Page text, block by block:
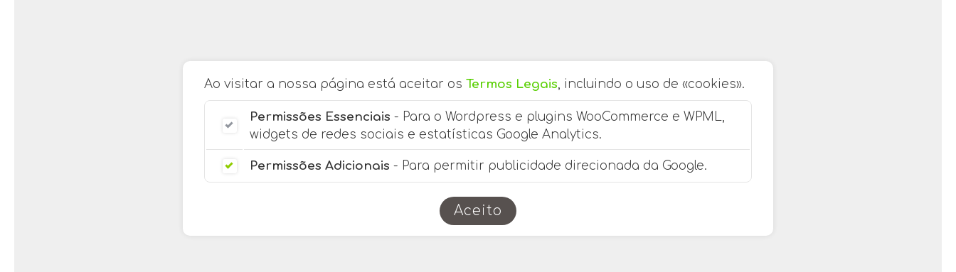
Next
Ao visitar a nossa página está aceitar os Termos Legais , incluindo o uso de «cookies».
Permissões Essenciais - Para o Wordpress e plugins WooCommerce e WPML,
widgets de redes sociais e estatísticas Google Analytics.
Permissões Adicionais - Para permitir publicidade direcionada da Google.
Aceito